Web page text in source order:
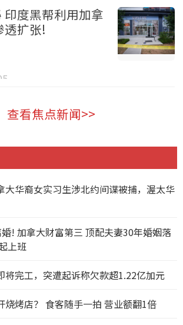
度黑帮利用加拿
透扩张!
查看焦点新闻>>
大华裔女实习生涉北约间谍被捕，渥太华
! 加拿大财富第三 顶配夫妻30年婚姻落
上班
将完工，突遭起诉称欠款超1.22亿加元
烧烤店？ 食客随手一拍 营业额翻1倍